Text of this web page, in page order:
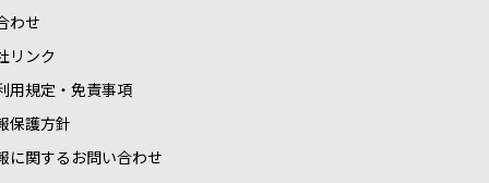
わせ
リンク
用規定・免責事項
保護方針
に関するお問い合わせ